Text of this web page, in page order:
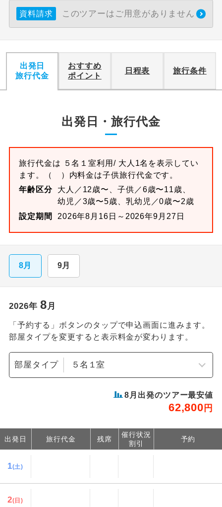
資料請求 このツアーはご用意がありません
出発日
旅行代金
おすすめ
ポイント
日程表 旅行条件
出発日・旅行代金
旅行代金は ５名１室利用/ 大人1名を表示してい
ます。
（ ）内料金は子供旅行代金です。
年齢区分
大人／12歳〜、子供／6歳〜11歳、
幼児／3歳〜5歳、乳幼児／0歳〜2歳
設定期間
2026年8月16日～2026年9月27日
8月 9月
2026年 8月
「予約する」ボタンのタップで申込画面に進みます。
部屋タイプを変更すると表示料金が変わります。
部屋タイプ
8 月出発のツアー最安値
62,800 円
出発日 旅行代金 残席
催行状況
割引
予約
1(土)
2(日)